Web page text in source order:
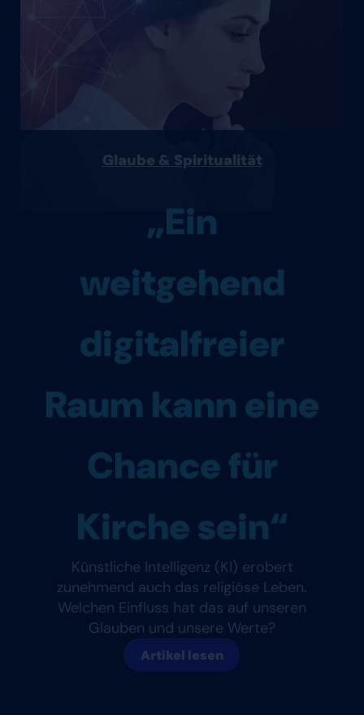
Glaube & Spiritualität
„Ein
weitgehend
digitalfreier
Raum kann eine
Chance für
Kirche sein“
Künstliche Intelligenz (KI) erobert
zunehmend auch das religiöse Leben.
Welchen Einfluss hat das auf unseren
Glauben und unsere Werte?
Artikel lesen